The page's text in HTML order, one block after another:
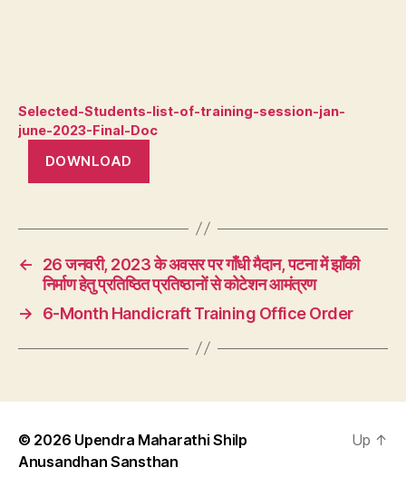
Selected-Students-list-of-training-session-jan-
june-2023-Final-Doc
DOWNLOAD
←
26 जनवरी, 2023 के अवसर पर गाँधी मैदान, पटना में झाँकी
निर्माण हेतु प्रतिष्ठित प्रतिष्ठानों से कोटेशन आमंत्रण
→
6-Month Handicraft Training Office Order
© 2026 Upendra Maharathi Shilp
Anusandhan Sansthan
Up ↑